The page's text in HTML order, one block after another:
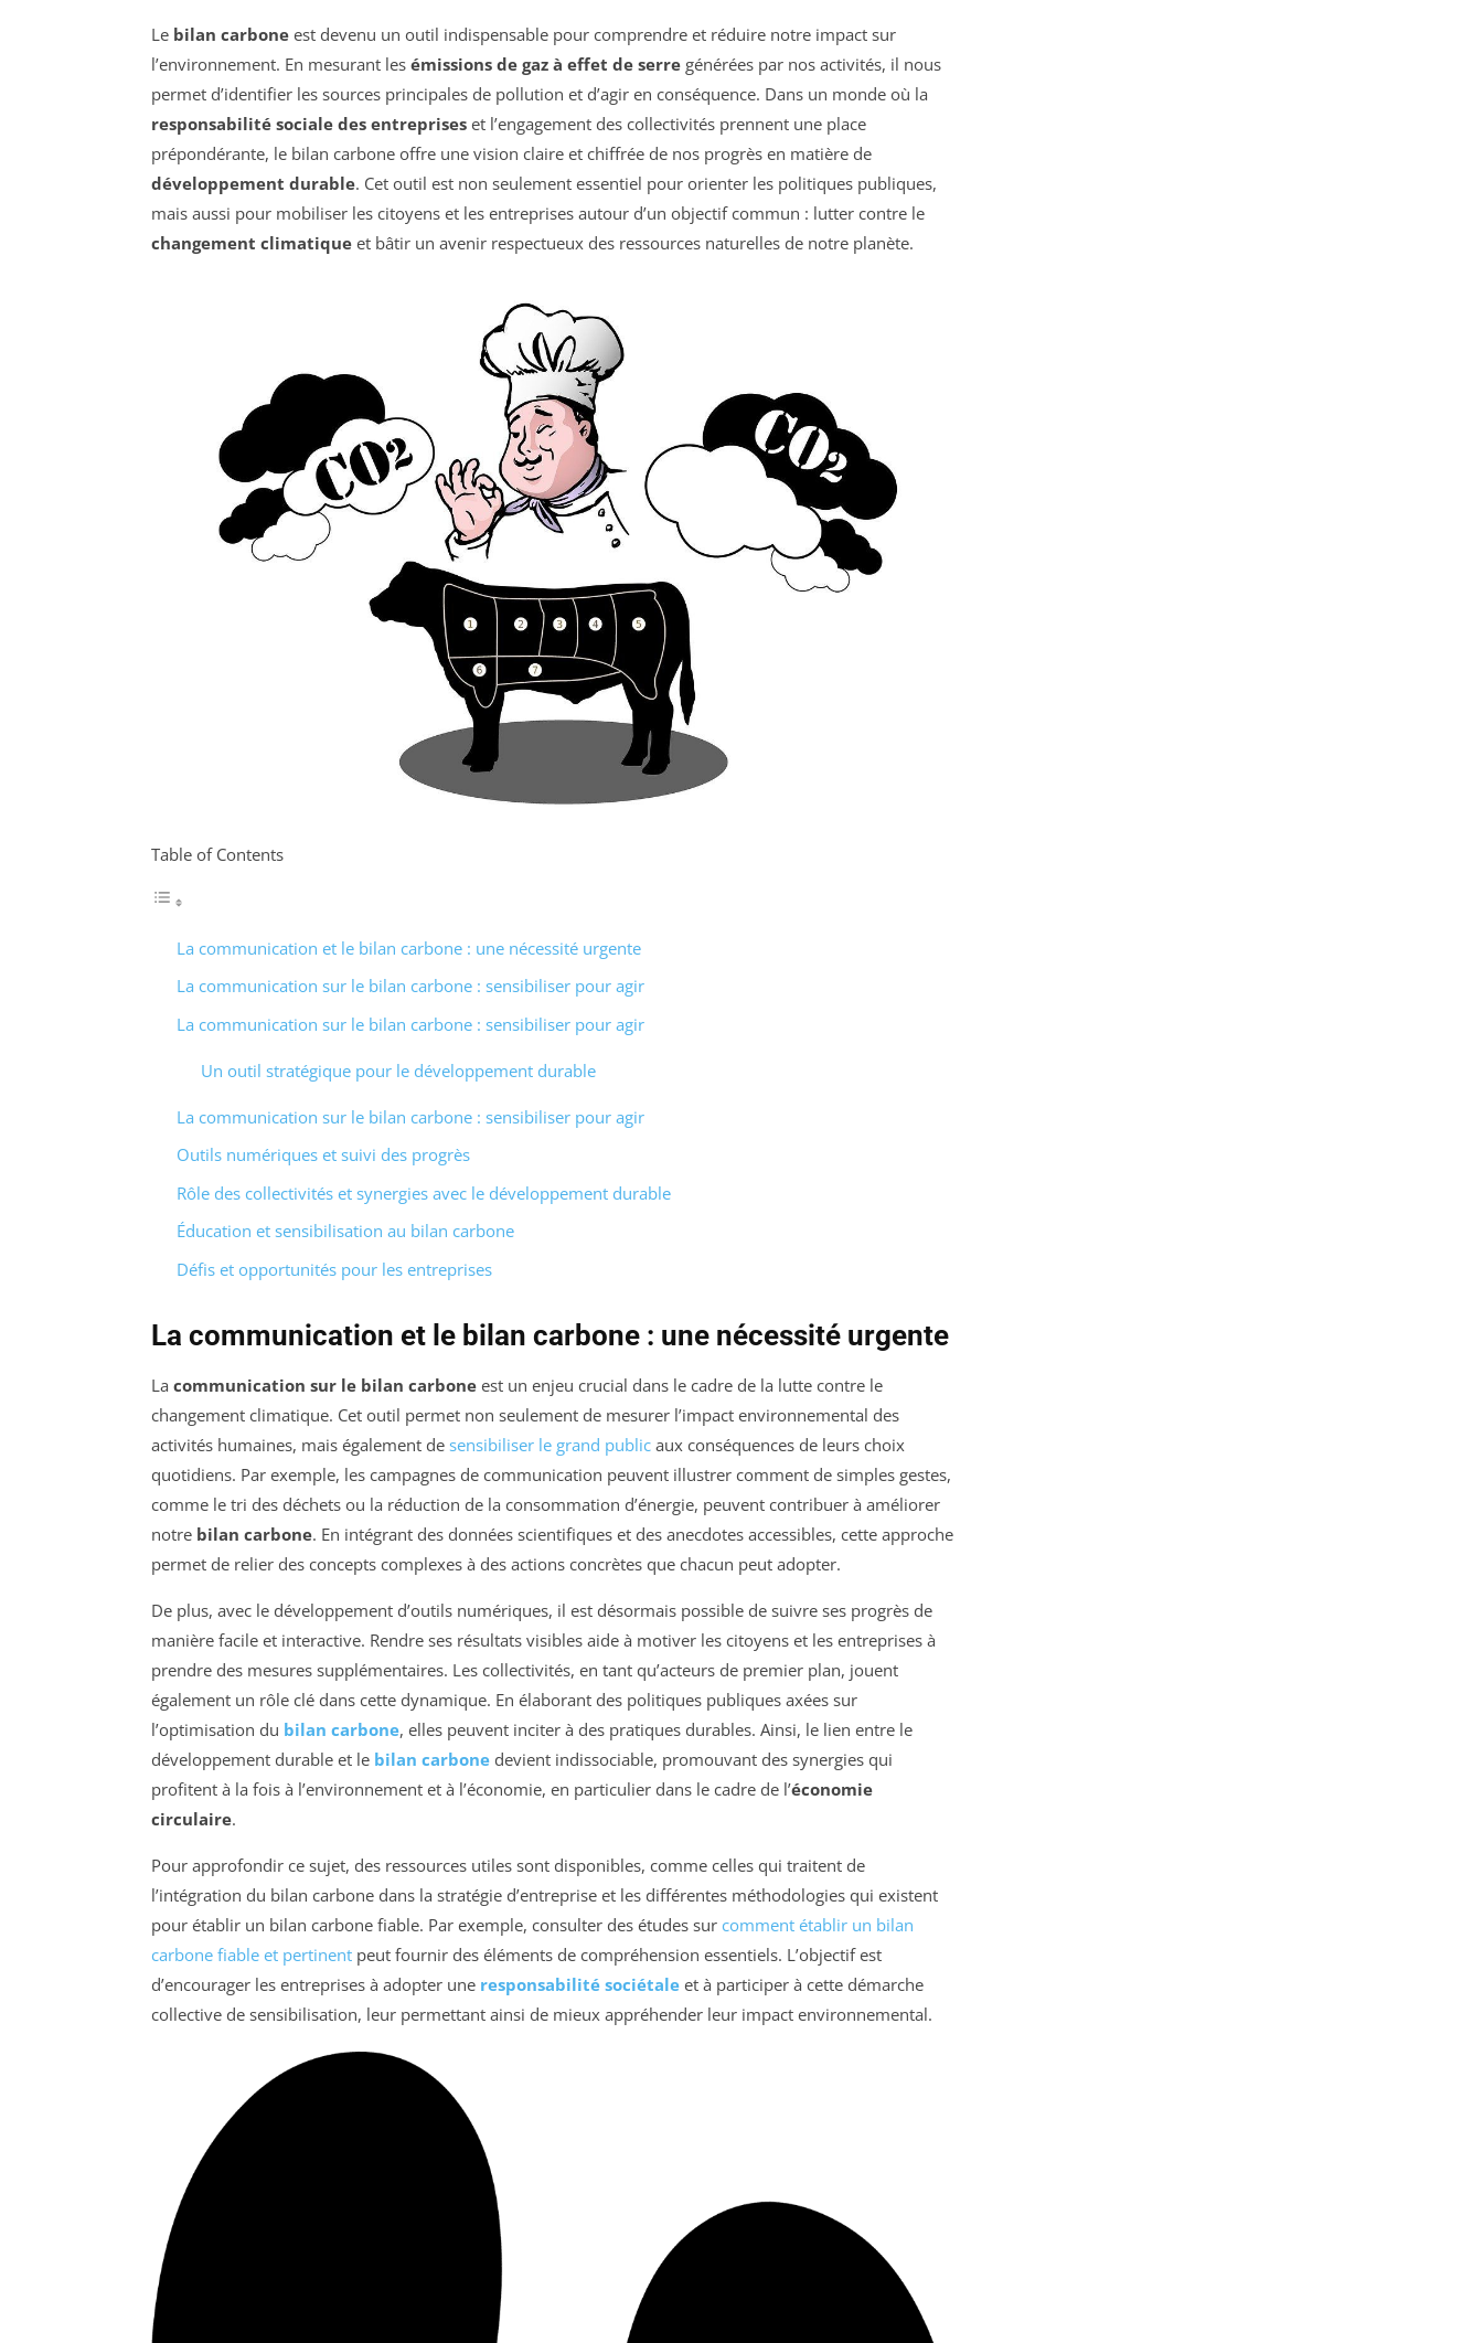
Le bilan carbone est devenu un outil indispensable pour comprendre et réduire notre impact sur
l’environnement. En mesurant les émissions de gaz à effet de serre générées par nos activités, il nous
permet d’identifier les sources principales de pollution et d’agir en conséquence. Dans un monde où la
responsabilité sociale des entreprises et l’engagement des collectivités prennent une place
prépondérante, le bilan carbone offre une vision claire et chiffrée de nos progrès en matière de
développement durable. Cet outil est non seulement essentiel pour orienter les politiques publiques,
mais aussi pour mobiliser les citoyens et les entreprises autour d’un objectif commun : lutter contre le
changement climatique et bâtir un avenir respectueux des ressources naturelles de notre planète.
Table of Contents
La communication et le bilan carbone : une nécessité urgente
La communication sur le bilan carbone : sensibiliser pour agir
La communication sur le bilan carbone : sensibiliser pour agir
Un outil stratégique pour le développement durable
La communication sur le bilan carbone : sensibiliser pour agir
Outils numériques et suivi des progrès
Rôle des collectivités et synergies avec le développement durable
Éducation et sensibilisation au bilan carbone
Défis et opportunités pour les entreprises
La communication et le bilan carbone : une nécessité urgente
La communication sur le bilan carbone est un enjeu crucial dans le cadre de la lutte contre le
changement climatique. Cet outil permet non seulement de mesurer l’impact environnemental des
activités humaines, mais également de sensibiliser le grand public aux conséquences de leurs choix
quotidiens. Par exemple, les campagnes de communication peuvent illustrer comment de simples gestes,
comme le tri des déchets ou la réduction de la consommation d’énergie, peuvent contribuer à améliorer
notre bilan carbone. En intégrant des données scientifiques et des anecdotes accessibles, cette approche
permet de relier des concepts complexes à des actions concrètes que chacun peut adopter.
De plus, avec le développement d’outils numériques, il est désormais possible de suivre ses progrès de
manière facile et interactive. Rendre ses résultats visibles aide à motiver les citoyens et les entreprises à
prendre des mesures supplémentaires. Les collectivités, en tant qu’acteurs de premier plan, jouent
également un rôle clé dans cette dynamique. En élaborant des politiques publiques axées sur
l’optimisation du bilan carbone, elles peuvent inciter à des pratiques durables. Ainsi, le lien entre le
développement durable et le bilan carbone devient indissociable, promouvant des synergies qui
profitent à la fois à l’environnement et à l’économie, en particulier dans le cadre de l’économie
circulaire.
Pour approfondir ce sujet, des ressources utiles sont disponibles, comme celles qui traitent de
l’intégration du bilan carbone dans la stratégie d’entreprise et les différentes méthodologies qui existent
pour établir un bilan carbone fiable. Par exemple, consulter des études sur comment établir un bilan
carbone fiable et pertinent peut fournir des éléments de compréhension essentiels. L’objectif est
d’encourager les entreprises à adopter une responsabilité sociétale et à participer à cette démarche
collective de sensibilisation, leur permettant ainsi de mieux appréhender leur impact environnemental.